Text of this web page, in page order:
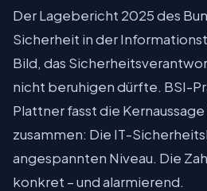
Der Lagebericht 2025 des
Sicherheit in der
Bild, das
nicht beruhigen dürfte. BSI-
Plattner fasst die
zusammen: Die IT-
angespannten Niveau. Die
konkret – und alarmierend.